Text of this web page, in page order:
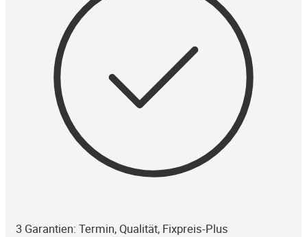
3 Garantien: Termin, Qualität, Fixpreis-Plus